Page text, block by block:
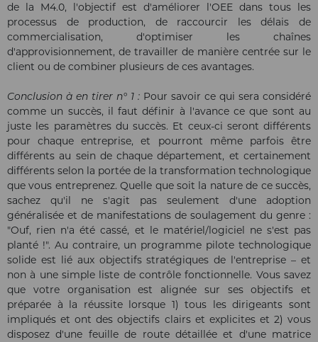
de la M4.0, l'objectif est d'améliorer l'OEE dans tous les
processus de production, de raccourcir les délais de
commercialisation, d'optimiser les chaînes
d'approvisionnement, de travailler de manière centrée sur le
client ou de combiner plusieurs de ces avantages.
Conclusion à en tirer n° 1 : Pour savoir ce qui sera considéré
comme un succès, il faut définir à l'avance ce que sont au
juste les paramètres du succès. Et ceux-ci seront différents
pour chaque entreprise, et pourront même parfois être
différents au sein de chaque département, et certainement
différents selon la portée de la transformation technologique
que vous entreprenez. Quelle que soit la nature de ce succès,
sachez qu'il ne s'agit pas seulement d'une adoption
généralisée et de manifestations de soulagement du genre :
"Ouf, rien n'a été cassé, et le matériel/logiciel ne s'est pas
planté !". Au contraire, un programme pilote technologique
solide est lié aux objectifs stratégiques de l'entreprise – et
non à une simple liste de contrôle fonctionnelle. Vous savez
que votre organisation est alignée sur ses objectifs et
préparée à la réussite lorsque 1) tous les dirigeants sont
impliqués et ont des objectifs clairs et explicites et 2) vous
disposez d'une feuille de route détaillée et d'une matrice